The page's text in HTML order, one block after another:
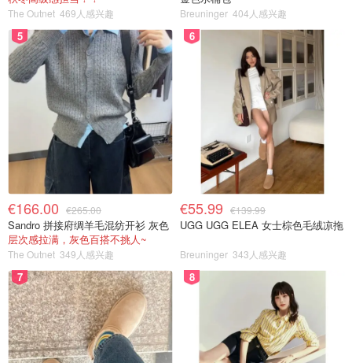
The Outnet 469人感兴趣 Breuninger 404人感兴趣
5
€166.00 €265.00
Sandro 拼接府绸羊毛混纺开衫 灰色
层次感拉满，灰色百搭不挑人~
The Outnet 349人感兴趣
6
€55.99 €139.99
UGG UGG ELEA 女士棕色毛绒凉拖
Breuninger 343人感兴趣
7 8